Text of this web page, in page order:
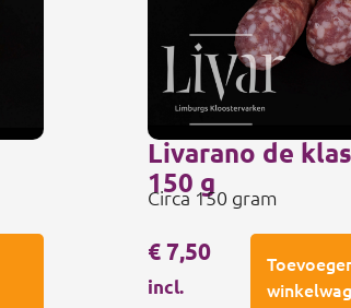
€7,50
incl.
Livarano de
150 g
Circa 150 gram